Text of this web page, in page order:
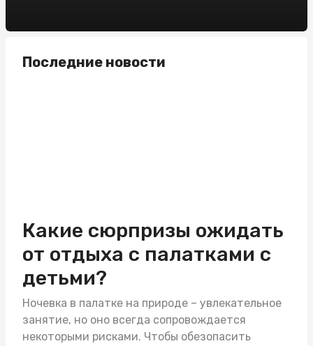
Последние новости
Какие сюрпризы ожидать
от отдыха с палатками с
детьми?
Ночевка в палатке на природе – увлекательное
занятие, но оно всегда сопровождается
некоторыми рисками. Чтобы обезопасить